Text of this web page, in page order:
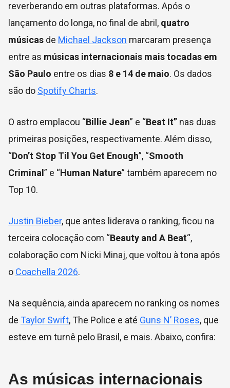
reverberando em outras plataformas. Após o
lançamento do longa, no final de abril, quatro
músicas de Michael Jackson marcaram presença
entre as músicas internacionais mais tocadas em
São Paulo entre os dias 8 e 14 de maio. Os dados
são do Spotify Charts.
O astro emplacou “Billie Jean” e “Beat It” nas duas
primeiras posições, respectivamente. Além disso,
“Don’t Stop Til You Get Enough”, “Smooth
Criminal ” e “Human Nature” também aparecem no
Top 10.
Justin Bieber, que antes liderava o ranking, ficou na
terceira colocação com “Beauty and A Beat“,
colaboração com Nicki Minaj, que voltou à tona após
o Coachella 2026.
Na sequência, ainda aparecem no ranking os nomes
de Taylor Swift, The Police e até Guns N’ Roses, que
esteve em turnê pelo Brasil, e mais. Abaixo, confira:
As músicas internacionais